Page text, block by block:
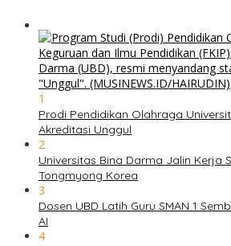
1
Prodi Pendidikan Olahraga
Akreditasi Unggul
2
Universitas Bina Darma Jalin Kerja
Tongmyong Korea
3
Dosen UBD Latih Guru SMAN 1
AI
4